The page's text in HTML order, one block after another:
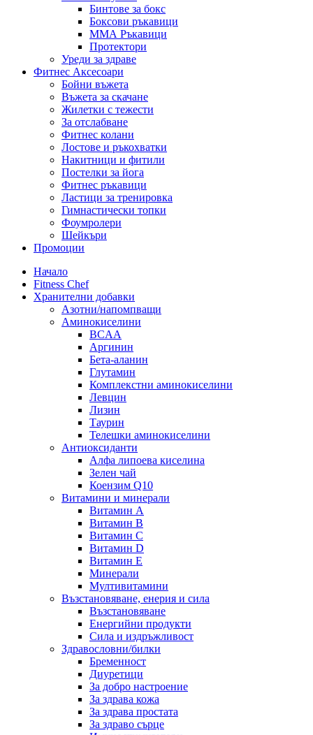
Бинтове за бокс
Боксови ръкавици
ММА Ръкавици
Протектори
Уреди за здраве
Фитнес Аксесоари
Бойни въжета
Въжета за скачане
Жилетки с тежести
За отслабване
Фитнес колани
Лостове и ръкохватки
Накитници и фитили
Постелки за йога
Фитнес ръкавици
Ластици за тренировка
Гимнастически топки
Фоумролери
Шейкъри
Промоции
Начало
Fitness Chef
Хранителни добавки
Азотни/напомпващи
Аминокиселини
BCAA
Аргинин
Бета-аланин
Глутамин
Комплекстни аминокиселини
Левцин
Лизин
Таурин
Телешки аминокиселини
Антиоксиданти
Алфа липоева киселина
Зелен чай
Коензим Q10
Витамини и минерали
Витамин А
Витамин B
Витамин C
Витамин D
Витамин E
Минерали
Мултивитамини
Възстановяване, енерия и сила
Възстановяване
Енергийни продукти
Сила и издръжливост
Здравословни/билки
Бременност
Диуретици
За добро настроение
За здрава кожа
За здрава простата
За здраво сърце